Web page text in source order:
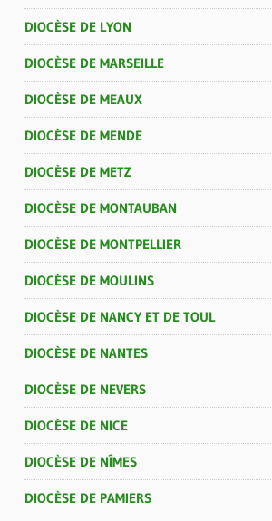
DIOCÈSE DE LYON
DIOCÈSE DE MARSEILLE
DIOCÈSE DE MEAUX
DIOCÈSE DE MENDE
DIOCÈSE DE METZ
DIOCÈSE DE MONTAUBAN
DIOCÈSE DE MONTPELLIER
DIOCÈSE DE MOULINS
DIOCÈSE DE NANCY ET DE TOUL
DIOCÈSE DE NANTES
DIOCÈSE DE NEVERS
DIOCÈSE DE NICE
DIOCÈSE DE NÎMES
DIOCÈSE DE PAMIERS